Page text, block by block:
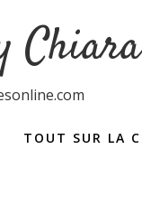
Chiara
TOUT SUR LA